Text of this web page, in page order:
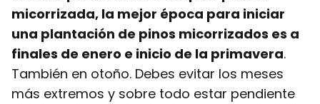
micorrizada, la mejor época para iniciar
una plantación de pinos micorrizados es a
finales de enero e inicio de la primavera.
También en otoño. Debes evitar los meses
más extremos y sobre todo estar pendiente